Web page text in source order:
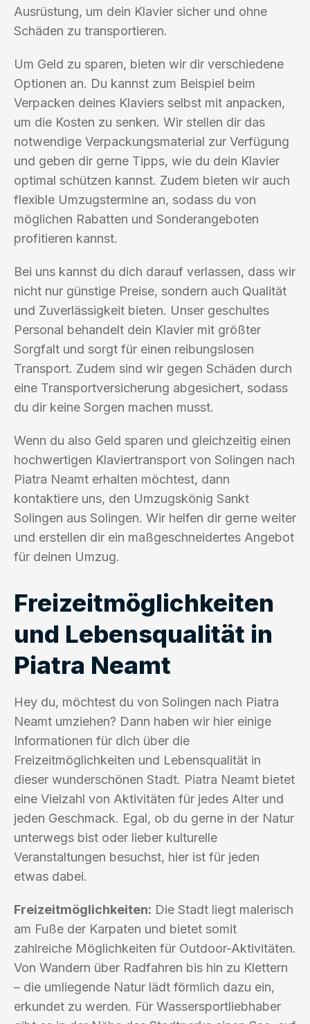
Ausrüstung, um dein Klavier sicher und ohne
Schäden zu transportieren.
Um Geld zu sparen, bieten wir dir verschiedene
Optionen an. Du kannst zum Beispiel beim
Verpacken deines Klaviers selbst mit anpacken,
um die Kosten zu senken. Wir stellen dir das
notwendige Verpackungsmaterial zur Verfügung
und geben dir gerne Tipps, wie du dein Klavier
optimal schützen kannst. Zudem bieten wir auch
flexible Umzugstermine an, sodass du von
möglichen Rabatten und Sonderangeboten
profitieren kannst.
Bei uns kannst du dich darauf verlassen, dass wir
nicht nur günstige Preise, sondern auch Qualität
und Zuverlässigkeit bieten. Unser geschultes
Personal behandelt dein Klavier mit größter
Sorgfalt und sorgt für einen reibungslosen
Transport. Zudem sind wir gegen Schäden durch
eine Transportversicherung abgesichert, sodass
du dir keine Sorgen machen musst.
Wenn du also Geld sparen und gleichzeitig einen
hochwertigen Klaviertransport von Solingen nach
Piatra Neamt erhalten möchtest, dann
kontaktiere uns, den Umzugskönig Sankt
Solingen aus Solingen. Wir helfen dir gerne weiter
und erstellen dir ein maßgeschneidertes Angebot
für deinen Umzug.
Freizeitmöglichkeiten
und Lebensqualität in
Piatra Neamt
Hey du, möchtest du von Solingen nach Piatra
Neamt umziehen? Dann haben wir hier einige
Informationen für dich über die
Freizeitmöglichkeiten und Lebensqualität in
dieser wunderschönen Stadt. Piatra Neamt bietet
eine Vielzahl von Aktivitäten für jedes Alter und
jeden Geschmack. Egal, ob du gerne in der Natur
unterwegs bist oder lieber kulturelle
Veranstaltungen besuchst, hier ist für jeden
etwas dabei.
Freizeitmöglichkeiten: Die Stadt liegt malerisch
am Fuße der Karpaten und bietet somit
zahlreiche Möglichkeiten für Outdoor-Aktivitäten.
Von Wandern über Radfahren bis hin zu Klettern
– die umliegende Natur lädt förmlich dazu ein,
erkundet zu werden. Für Wassersportliebhaber